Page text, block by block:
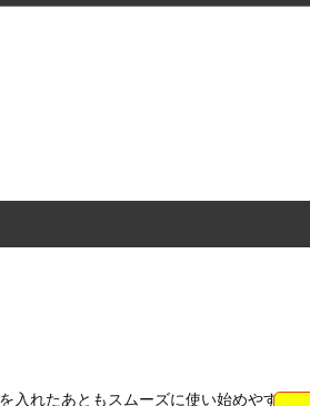
入れたあともスムーズに使い始めやすい